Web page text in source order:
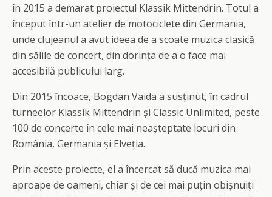
în 2015 a demarat proiectul Klassik Mittendrin. Totul a
început într-un atelier de motociclete din Germania,
unde clujeanul a avut ideea de a scoate muzica clasică
din sălile de concert, din dorința de a o face mai
accesibilă publicului larg.
Din 2015 încoace, Bogdan Vaida a susținut, în cadrul
turneelor Klassik Mittendrin și Classic Unlimited, peste
100 de concerte în cele mai neașteptate locuri din
România, Germania și Elveția.
Prin aceste proiecte, el a încercat să ducă muzica mai
aproape de oameni, chiar și de cei mai puțin obișnuiți